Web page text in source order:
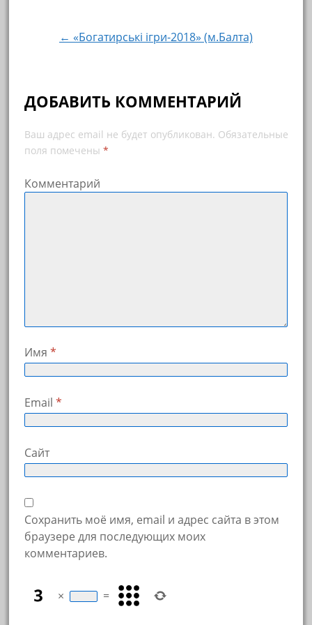
← «Богатирські ігри-2018» (м.Балта)
ДОБАВИТЬ КОММЕНТАРИЙ
Ваш адрес email не будет опубликован. Обязательные
поля помечены *
Комментарий
Имя *
Email *
Сайт
Сохранить моё имя, email и адрес сайта в этом
браузере для последующих моих
комментариев.
× =